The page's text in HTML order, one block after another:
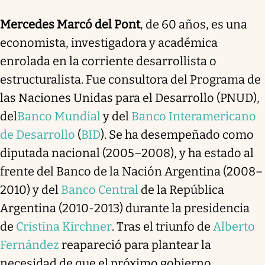
Mercedes Marcó del Pont, de 60 años, es una
economista, investigadora y académica
enrolada en la corriente desarrollista o
estructuralista. Fue consultora del Programa de
las Naciones Unidas para el Desarrollo (PNUD),
delBanco Mundialy del Banco Interamericano
de Desarrollo (BID). Se ha desempeñado como
diputada nacional (2005–2008), y ha estado al
frente del Banco de la Nación Argentina (2008–
2010) y del Banco Central de la República
Argentina (2010-2013) durante la presidencia
de Cristina Kirchner. Tras el triunfo de Alberto
Fernández reapareció para plantear la